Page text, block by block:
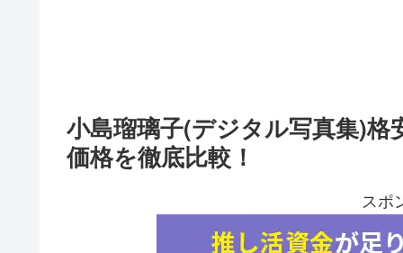
小島瑠璃子(デジタル写真集)
価格を徹底比較！
スポ